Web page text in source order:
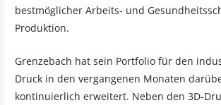
bestmöglicher Arbeits- und
Produktion.
Grenzebach hat sein Portfolio für den
Druck in den vergangenen Monaten
kontinuierlich erweitert. Neben den 3D-